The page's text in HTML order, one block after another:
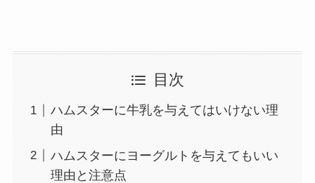
目次
ハムスターに牛乳を与えてはいけない理
由
ハムスターにヨーグルトを与えてもいい
理由と注意点